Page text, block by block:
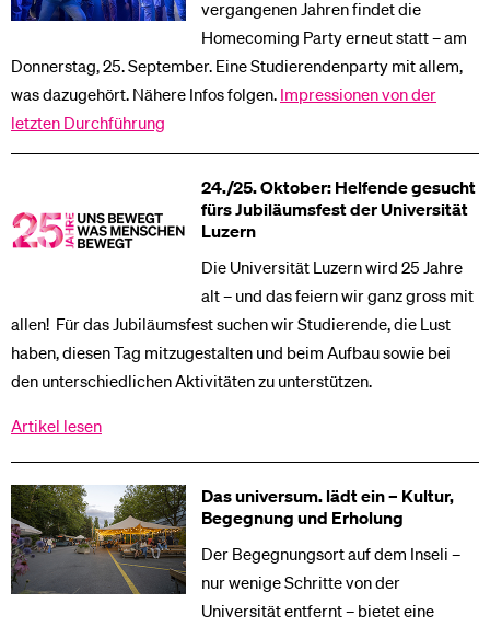
vergangenen Jahren findet die
Homecoming Party erneut statt – am
Donnerstag, 25. September. Eine Studierendenparty mit allem,
was dazugehört. Nähere Infos folgen. Impressionen von der
letzten Durchführung
24./25. Oktober: Helfende gesucht
fürs Jubiläumsfest der Universität
Luzern
Die Universität Luzern wird 25 Jahre
alt – und das feiern wir ganz gross mit
allen! Für das Jubiläumsfest suchen wir Studierende, die Lust
haben, diesen Tag mitzugestalten und beim Aufbau sowie bei
den unterschiedlichen Aktivitäten zu unterstützen.
Artikel lesen
Das universum. lädt ein – Kultur,
Begegnung und Erholung
Der Begegnungsort auf dem Inseli –
nur wenige Schritte von der
Universität entfernt – bietet eine